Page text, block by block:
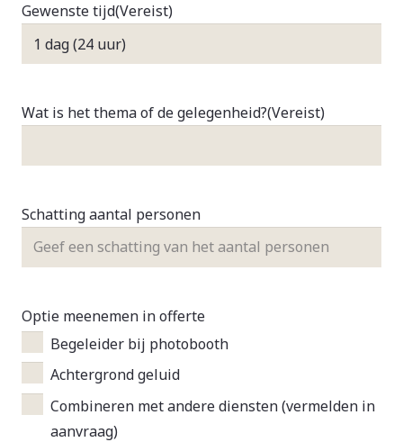
Gewenste tijd(Vereist)
Wat is het thema of de gelegenheid?(Vereist)
Schatting aantal personen
Optie meenemen in offerte
Begeleider bij photobooth
Achtergrond geluid
Combineren met andere diensten (vermelden in
aanvraag)